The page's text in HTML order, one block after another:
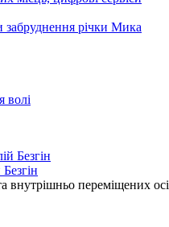
забруднення річки Мика
волі
переміщених